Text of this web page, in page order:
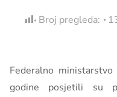
Broj pregleda:
Federalno
godine posjetili su